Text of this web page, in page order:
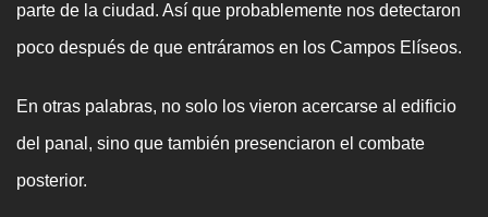
parte de la ciudad. Así que probablemente nos detectaron
poco después de que entráramos en los Campos Elíseos.
En otras palabras, no solo los vieron acercarse al edificio
del panal, sino que también presenciaron el combate
posterior.